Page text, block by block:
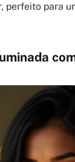
perfeito para